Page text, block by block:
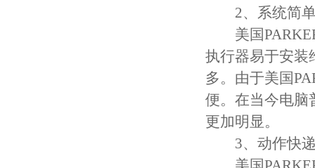
2、系统简单
美国PARKER
执行器易于安装
多。由于美国
便。在当今电脑
更加明显。
3、动作快递